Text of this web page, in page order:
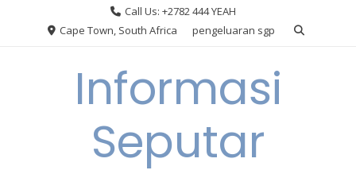
Call Us: +2782 444 YEAH
Cape Town, South Africa
pengeluaran sgp
Informasi
Seputar